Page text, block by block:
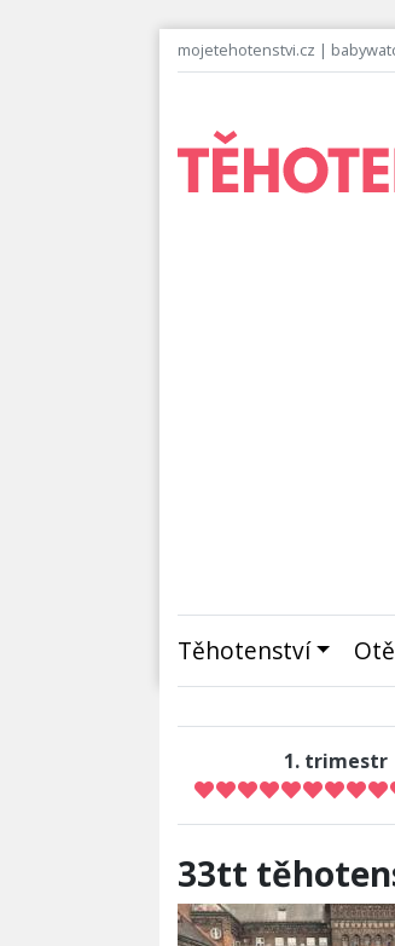
mojetehotenstvi.cz |
Těhotenství
1. trimestr
33tt